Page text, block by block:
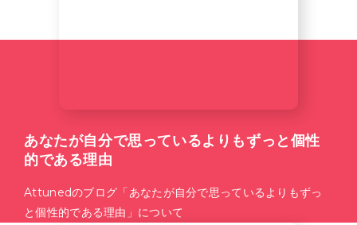
あなたが自分で思っているよりもずっと個性
的である理由
Attunedのブログ「あなたが自分で思っているよりもずっ
と個性的である理由」について